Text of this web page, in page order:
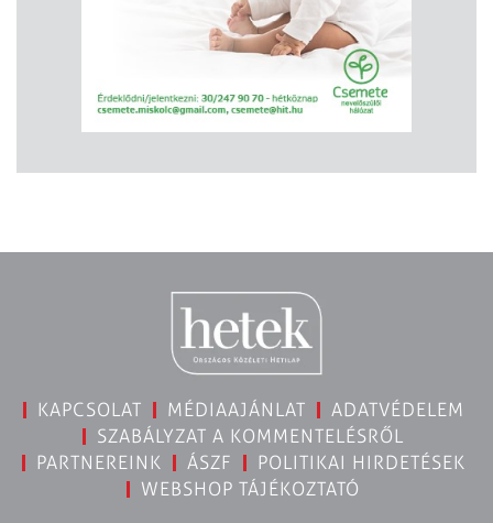
KAPCSOLAT MÉDIAAJÁNLAT
ADATVÉDELEM
SZABÁLYZAT A KOMMENTELÉSRŐL
PARTNEREINK
ÁSZF
POLITIKAI HIRDETÉSEK
WEBSHOP TÁJÉKOZTATÓ